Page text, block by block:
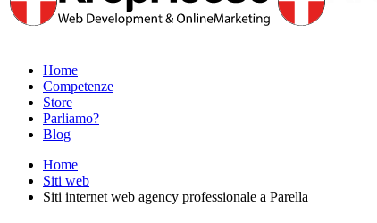
Home
Competenze
Store
Parliamo?
Blog
Home
Siti web
Siti internet web agency professionale a Parella